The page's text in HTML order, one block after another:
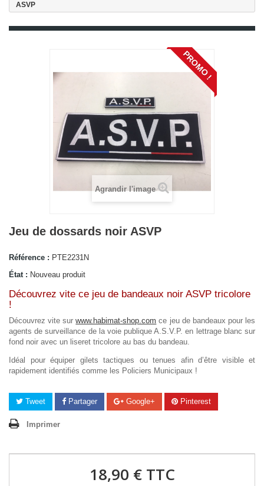
ASVP
PROMO !
Agrandir l'image
Jeu de dossards noir ASVP
Référence : PTE2231N
État : Nouveau produit
Découvrez vite ce jeu de bandeaux noir ASVP tricolore
!
Découvrez vite surwww.habimat-shop.com ce jeu de bandeaux pour les
agents de surveillance de la voie publique A.S.V.P. en lettrage blanc sur
fond noir avec un liseret tricolore au bas du bandeau.
Idéal pour équiper gilets tactiques ou tenues afin d’être visible et
rapidement identifiés comme les Policiers Municipaux !
Tweet Partager Google+ Pinterest
Imprimer
18,90 €TTC